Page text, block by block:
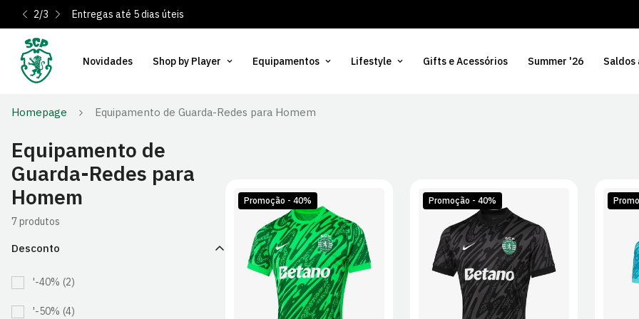
Entregas até 5 dias úteis
2/3
Novidades Shop by Player Equipamentos Lifestyle Gifts e Acessórios Summer '26 Saldos
Homepage Equipamento de Guarda-Redes para Homem
Equipamento de
Guarda-Redes para
Homem
7 produtos
Desconto
'-40% (2)
'-50% (4)
Promoção - 40%
S M L XL
2XL
Promoção - 40%
S M L XL
2XL
S